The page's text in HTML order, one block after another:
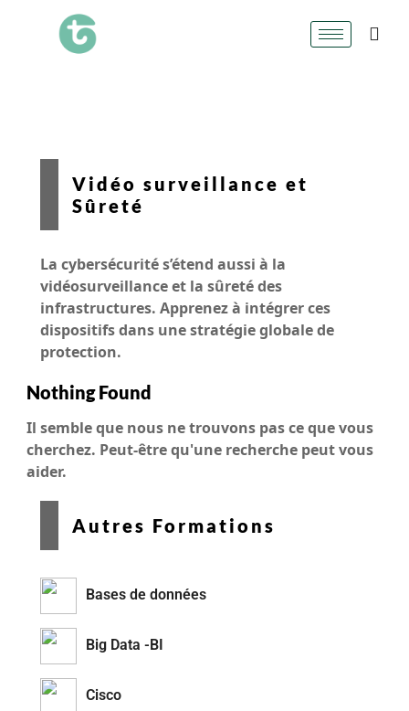
Vidéo surveillance et
Sûreté
La cybersécurité s’étend aussi à la
vidéosurveillance et la sûreté des
infrastructures. Apprenez à intégrer ces
dispositifs dans une stratégie globale de
protection.
Nothing Found
Il semble que nous ne trouvons pas ce que vous
cherchez. Peut-être qu'une recherche peut vous
aider.
Autres Formations
Bases de données
Big Data -BI
Cisco